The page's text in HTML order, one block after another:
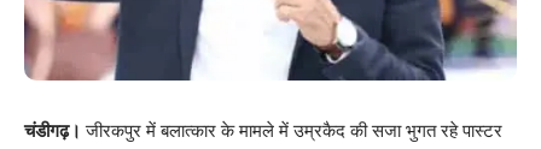
चंडीगढ़। जीरकपुर में बलात्कार के मामले में उम्रकैद की सजा भुगत रहे पास्टर